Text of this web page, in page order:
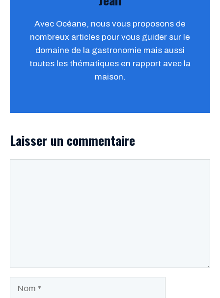
Avec Océane, nous vous proposons de
nombreux articles pour vous guider sur le
domaine de la gastronomie mais aussi
toutes les thématiques en rapport avec la
maison.
Laisser un commentaire